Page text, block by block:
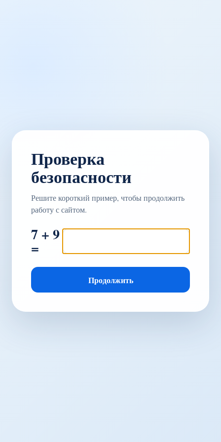
Проверка
безопасности
Решите короткий пример, чтобы продолжить
работу с сайтом.
7 + 9
=
Продолжить